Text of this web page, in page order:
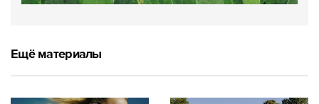
Ещё материалы